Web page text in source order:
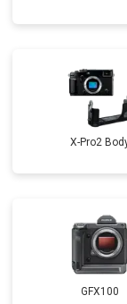
X-Pro2
GFX100